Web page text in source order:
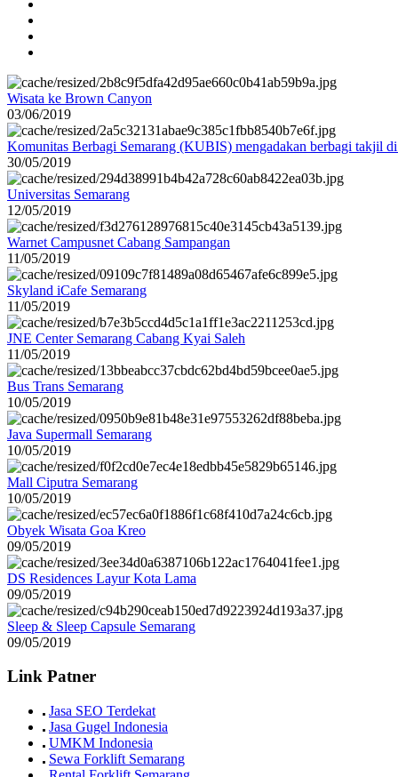
Wisata ke Brown Canyon
03/06/2019
Komunitas Berbagi Semarang (KUBIS) mengadakan berbagi takjil
30/05/2019
Universitas Semarang
12/05/2019
Warnet Campusnet Cabang Sampangan
11/05/2019
Skyland iCafe Semarang
11/05/2019
JNE Center Semarang Cabang Kyai Saleh
11/05/2019
Bus Trans Semarang
10/05/2019
Java Supermall Semarang
10/05/2019
Mall Ciputra Semarang
10/05/2019
Obyek Wisata Goa Kreo
09/05/2019
DS Residences Layur Kota Lama
09/05/2019
Sleep & Sleep Capsule Semarang
09/05/2019
Link Patner
Jasa SEO Terdekat
Jasa Gugel Indonesia
UMKM Indonesia
Sewa Forklift Semarang